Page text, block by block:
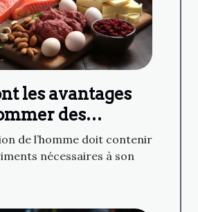
les avantages
des
riches en
de l’homme doit contenir
nécessaires à son